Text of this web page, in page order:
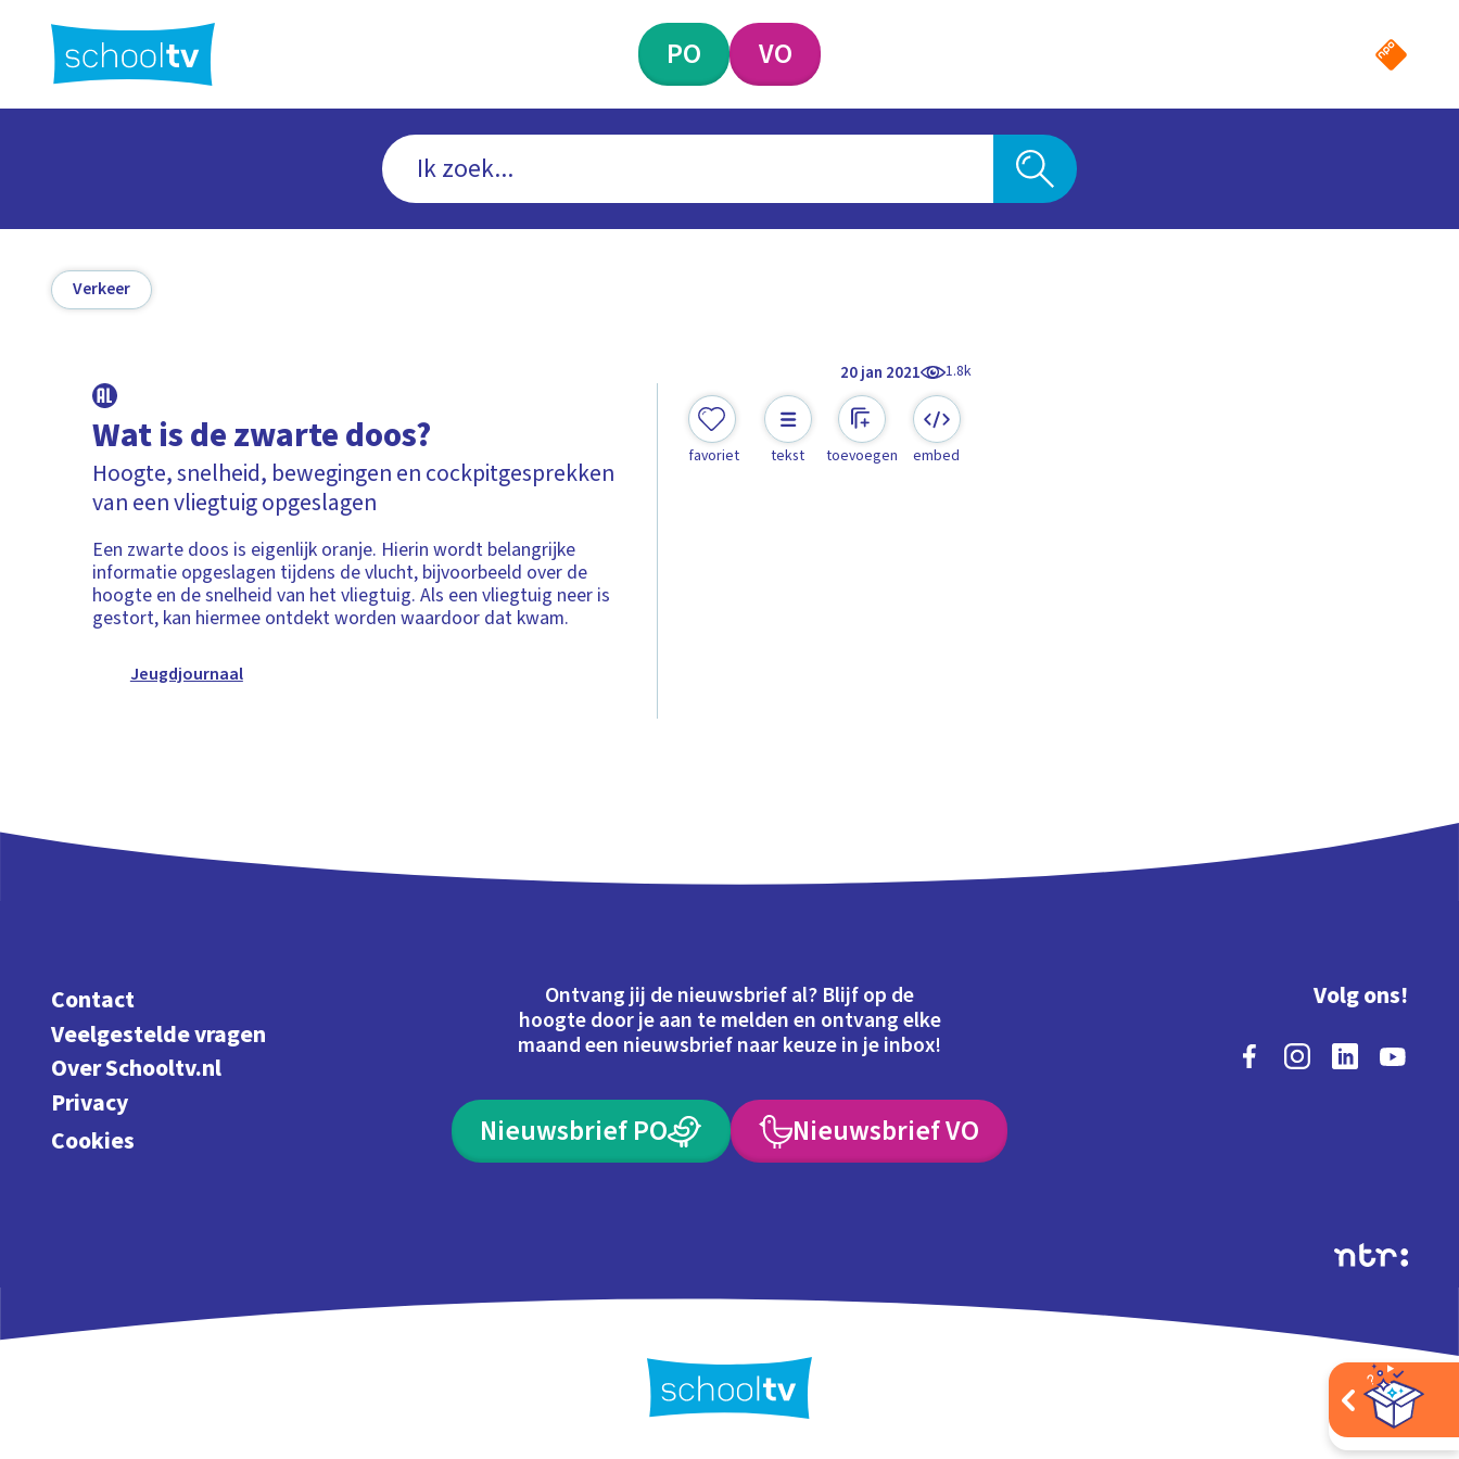
hoofdinhoud
PO VO
Verkeer
20 jan 2021 1.8k
Wat is de zwarte doos?
Hoogte, snelheid, bewegingen en cockpitgesprekken
van een vliegtuig opgeslagen
Een zwarte doos is eigenlijk oranje. Hierin wordt belangrijke
informatie opgeslagen tijdens de vlucht, bijvoorbeeld over de
hoogte en de snelheid van het vliegtuig. Als een vliegtuig neer is
gestort, kan hiermee ontdekt worden waardoor dat kwam.
Jeugdjournaal
favoriet tekst toevoegen embed
Contact
Veelgestelde vragen
Over Schooltv.nl
Privacy
Cookies
Ontvang jij de nieuwsbrief al? Blijf op de
hoogte door je aan te melden en ontvang elke
maand een nieuwsbrief naar keuze in je inbox!
Nieuwsbrief PO Nieuwsbrief VO
Volg ons!
Extra's